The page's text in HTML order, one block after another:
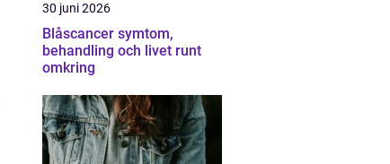
30 juni 2026
Blåscancer symtom,
behandling och livet runt
omkring